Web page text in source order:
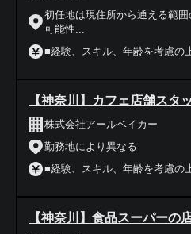
初任地は現住所から通える範
可能性...
■経験、スキル、年齢を考慮の
【神奈川】カフェ店舗スタ
株式会社アールベイカー
勤務地により異なる
■経験、スキル、年齢を考慮の
【神奈川】食品スーパーの